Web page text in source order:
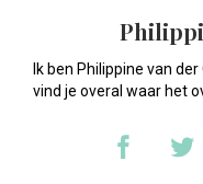
Ik ben Philippine van
vind je overal waar het